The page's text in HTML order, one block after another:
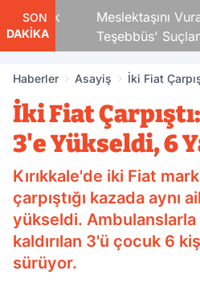
SON
DAKİKA
Meslektaşını
Teşebbüs'
Haberler Asayiş
İki Fiat
İki Fiat Çarpıştı:
3'e Yükseldi, 6
Kırıkkale'de iki Fiat
çarpıştığı kazada aynı
yükseldi.
kaldırılan 3'ü çocuk 6
sürüyor.